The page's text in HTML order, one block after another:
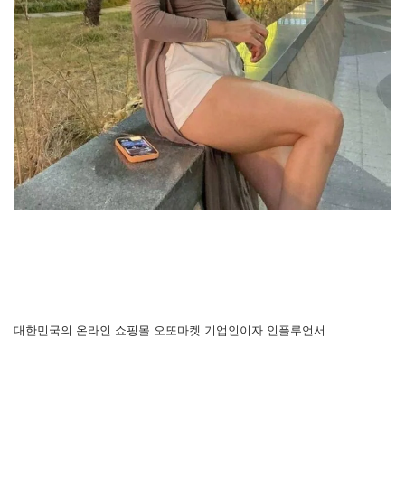
대한민국의 온라인 쇼핑몰 오또마켓 기업인이자 인플루언서